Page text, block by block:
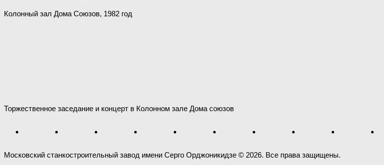
Колонный зал Дома Союзов, 1982 год
Торжественное заседание и концерт в Колонном зале Дома союзов
Московский станкостроительный завод имени Серго Орджоникидзе © 2026. Все права защищены.